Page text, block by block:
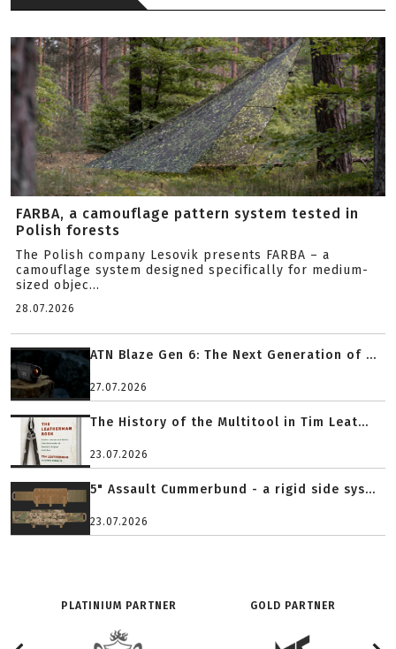
FARBA, a camouflage pattern system tested in
Polish forests
The Polish company Lesovik presents FARBA – a
camouflage system designed specifically for medium-
sized objec...
28.07.2026
ATN Blaze Gen 6: The Next Generation of ...
27.07.2026
The History of the Multitool in Tim Leat...
23.07.2026
5" Assault Cummerbund - a rigid side sys...
23.07.2026
PLATINIUM PARTNER GOLD PARTNER